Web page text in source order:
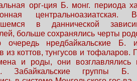
орг-ция Б. монг. периода
центральноазиатская.
в даннической
больше сохранялись черты
нредбайкальские Б.
из коттов, тунгусов и
и роды, они возглавлялись
Забайкальские группы Б.